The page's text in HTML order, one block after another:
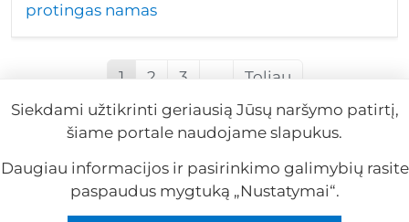
protingas namas
1 2 3 Toliau
Pirmas Paskutinis
Reklama
Siekdami užtikrinti geriausią Jūsų naršymo patirtį,
šiame portale naudojame slapukus.
Daugiau informacijos ir pasirinkimo galimybių rasite
paspaudus mygtuką „Nustatymai“.